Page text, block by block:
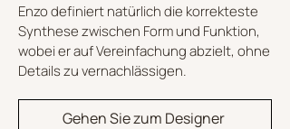
Enzo definiert natürlich die korrekteste
Synthese zwischen Form und Funktion,
wobei er auf Vereinfachung abzielt, ohne
Details zu vernachlässigen.
Gehen Sie zum Designer